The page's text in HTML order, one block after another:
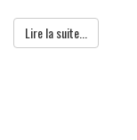
Lire la suite...